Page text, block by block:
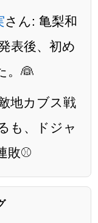
さん: 亀梨和
表後、初め
。👰
地カブス戦
も、ドジャ
敗⚾️